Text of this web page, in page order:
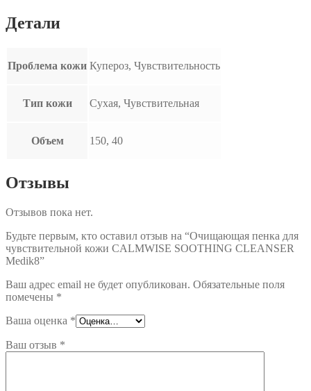
Детали
Проблема кожи Купероз, Чувствительность
Тип кожи Сухая, Чувствительная
Объем 150, 40
Отзывы
Отзывов пока нет.
Будьте первым, кто оставил отзыв на “Очищающая пенка для
чувствительной кожи CALMWISE SOOTHING CLEANSER
Medik8”
Ваш адрес email не будет опубликован. Обязательные поля
помечены *
Ваша оценка *
Ваш отзыв *